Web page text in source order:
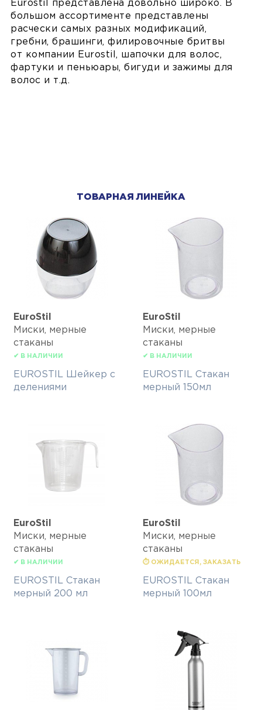
Eurostil представлена довольно широко. В
большом ассортименте представлены
расчески самых разных модификаций,
гребни, брашинги, филировочные бритвы
от компании Eurostil, шапочки для волос,
фартуки и пеньюары, бигуди и зажимы для
волос и т.д.
ТОВАРНАЯ ЛИНЕЙКА
EuroStil
Миски, мерные
стаканы
✔ В НАЛИЧИИ
EUROSTIL Шейкер с
делениями
EuroStil
Миски, мерные
стаканы
✔ В НАЛИЧИИ
EUROSTIL Стакан
мерный 150мл
EuroStil
Миски, мерные
стаканы
✔ В НАЛИЧИИ
EUROSTIL Стакан
мерный 200 мл
EuroStil
Миски, мерные
стаканы
⏱ ОЖИДАЕТСЯ, ЗАКАЗАТЬ
EUROSTIL Стакан
мерный 100мл